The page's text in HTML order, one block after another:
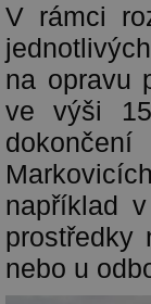
V rámci
na opravu
ve výši
například
prostředky
nebo u